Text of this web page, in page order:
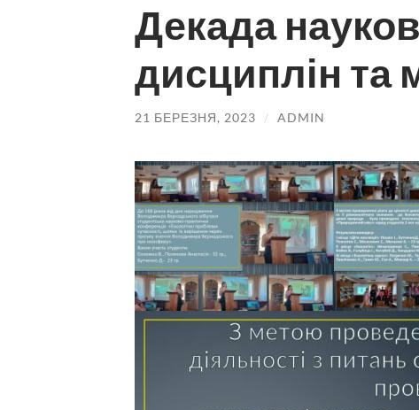
Декада
дисциплін та
21 БЕРЕЗНЯ, 2023 / ADMIN